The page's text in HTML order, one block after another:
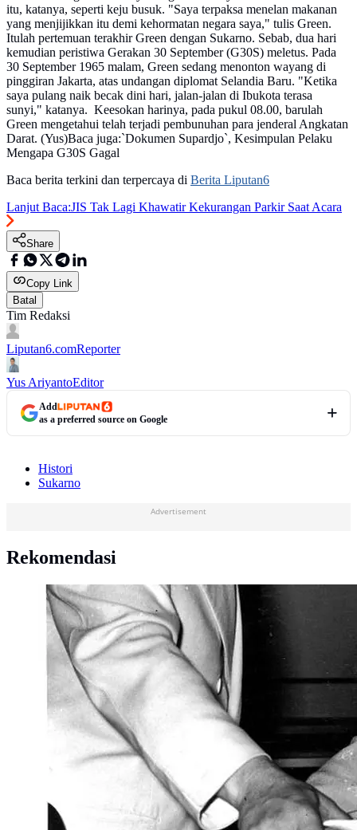
itu, katanya, seperti keju busuk. "Saya terpaksa menelan makanan
yang menjijikkan itu demi kehormatan negara saya," tulis Green.
Itulah pertemuan terakhir Green dengan Sukarno. Sebab, dua hari
kemudian peristiwa Gerakan 30 September (G30S) meletus. Pada
30 September 1965 malam, Green sedang menonton wayang di
pinggiran Jakarta, atas undangan diplomat Selandia Baru. "Ketika
saya pulang naik becak dini hari, jalan-jalan di Ibukota terasa
sunyi," katanya. Keesokan harinya, pada pukul 08.00, barulah
Green mengetahui telah terjadi pembunuhan para jenderal Angkatan
Darat. (Yus)Baca juga:`Dokumen Supardjo`, Kesimpulan Pelaku
Mengapa G30S Gagal
Baca berita terkini dan terpercaya di Berita Liputan6
Lanjut Baca:JIS Tak Lagi Khawatir Kekurangan Parkir Saat Acara
Share
Copy Link
Batal
Tim Redaksi
Liputan6.comReporter
Yus AriyantoEditor
Add
as a preferred source on Google
Histori
Sukarno
Advertisement
Rekomendasi